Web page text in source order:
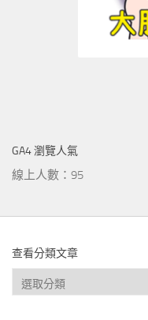
GA4 瀏覽人氣
線上人數：95
查看分類文章
查
看